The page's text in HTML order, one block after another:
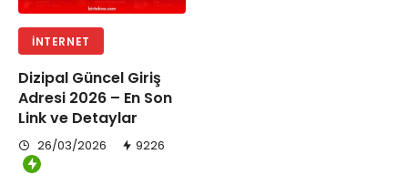
İNTERNET
Dizipal Güncel Giriş
Adresi 2026 – En Son
Link ve Detaylar
26/03/2026 9226